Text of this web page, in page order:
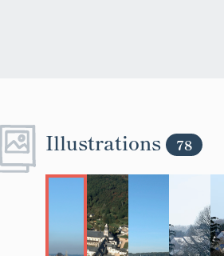
Illustrations 78